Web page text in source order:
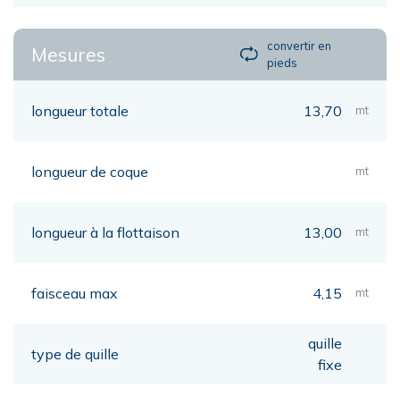
Mesures
convertir en
pieds
longueur totale 13,70 mt
longueur de coque mt
longueur à la flottaison 13,00 mt
faisceau max 4,15 mt
type de quille
quille
fixe